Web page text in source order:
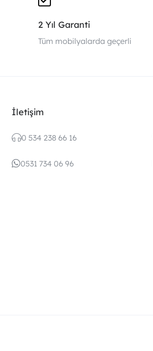
2 Yıl Garanti
Tüm mobilyalarda geçerli
İletişim
0 534 238 66 16
0531 734 06 96